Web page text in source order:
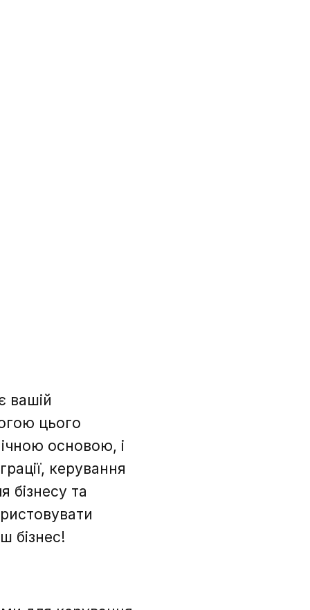
вашій
цього
основою, і
керування
бізнесу та
бізнес!